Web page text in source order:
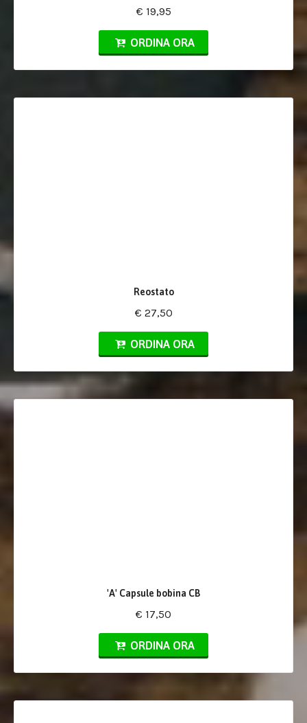
€ 19,95
ORDINA ORA
Reostato
€ 27,50
ORDINA ORA
'A' Capsule bobina CB
€ 17,50
ORDINA ORA